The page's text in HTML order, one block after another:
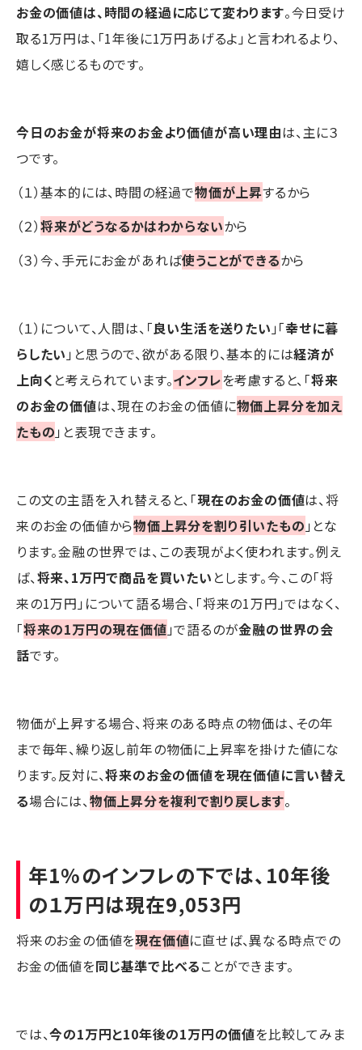
お金の価値は、時間の経過に応じて変わります。今日受け
取る1万円は、「1年後に1万円あげるよ」と言われるより、
嬉しく感じるものです。
今日のお金が将来のお金より価値が高い理由は、主に３
つです。
（１）基本的には、時間の経過で物価が上昇するから
（２）将来がどうなるかはわからないから
（３）今、手元にお金があれば使うことができるから
（１）について、人間は、「良い生活を送りたい 」「幸せに暮
らしたい 」と思うので、欲がある限り、基本的には経済が
上向く と考えられています。インフレを考慮すると、「将来
のお金の価値は、現在のお金の価値に物価上昇分を加え
たもの 」と表現できます。
この文の主語を入れ替えると、「現在のお金の価値は、将
来のお金の価値から物価上昇分を割り引いたもの 」とな
ります。金融の世界では、この表現がよく使われます。例え
ば、将来、1万円で商品を買いたい とします。今、この「将
来の1万円」について語る場合、「将来の1万円」ではなく、
「将来の1万円の現在価値 」で語るのが金融の世界の会
話です。
物価が上昇する場合、将来のある時点の物価は、その年
まで毎年、繰り返し前年の物価に上昇率を掛けた値にな
ります。反対に、将来のお金の価値を現在価値に言い替え
る場合には、物価上昇分を複利で割り戻します。
年1%のインフレの下では、10年後
の１万円は現在9,053円
将来のお金の価値を現在価値に直せば、異なる時点での
お金の価値を同じ基準で比べることができます。
では、今の1万円と10年後の1万円の価値を比較してみま